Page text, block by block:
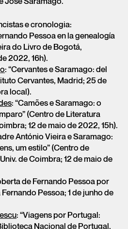
e cronologia:
Pessoa en la genealogía
do Livro de Bogotá,
2022, 16h).
: “Cervantes e Saramago: del
Cervantes, Madrid; 25 de
local).
: “Camões e Saramago: o
(Centro de Literatura
12 de maio de 2022, 15h).
António Vieira e Saramago:
um estilo” (Centro de
de Coimbra; 12 de maio de
de Fernando Pessoa por
Pessoa; 1 de junho de
: “Viagens por Portugal:
Nacional de Portugal,